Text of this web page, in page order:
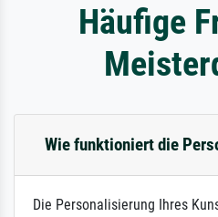
Häufige
Wie funktioniert die
Die Personalisierung Ihres